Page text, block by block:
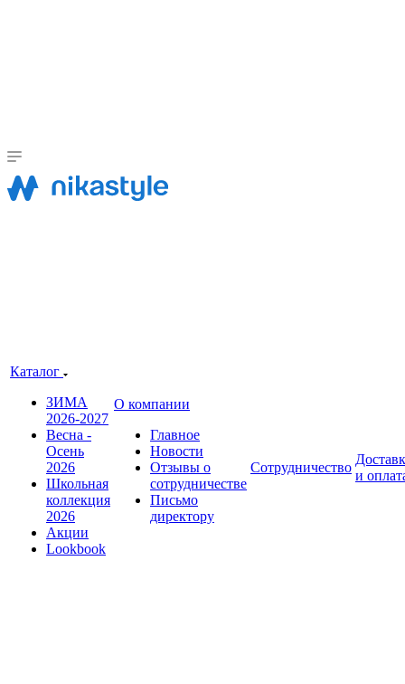
Каталог
ЗИМА
2026-2027
Весна -
Осень
2026
Школьная
коллекция
2026
Акции
Lookbook
О компании
Главное
Новости
Отзывы о
сотрудничестве
Письмо
директору
Сотрудничество
и